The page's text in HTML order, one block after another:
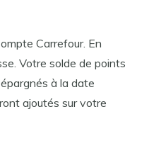
Carrefour. En
Votre solde de points
à la date
ajoutés sur votre